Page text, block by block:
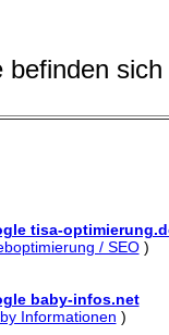
befinden
tisa-
/ SEO)
baby-infos.net
Informationen )